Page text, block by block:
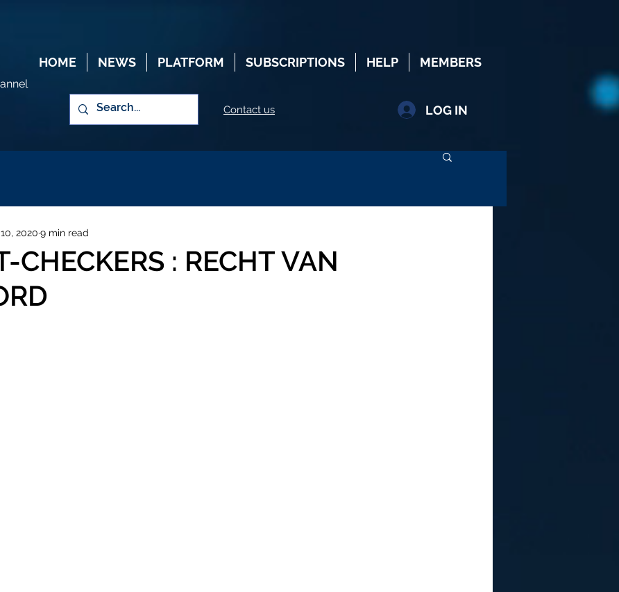
HOME NEWS PLATFORM SUBSCRIPTIONS HELP MEMBERS
Contact us LOG IN
CHECKERS : RECHT VAN
2020 9 min read